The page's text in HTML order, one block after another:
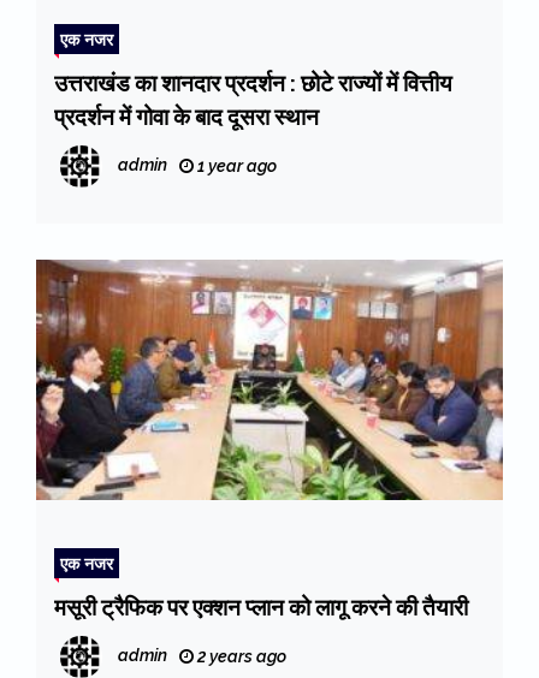
एक नजर
उत्तराखंड का शानदार प्रदर्शन : छोटे राज्यों में वित्तीय
प्रदर्शन में गोवा के बाद दूसरा स्थान
admin 1 year ago
एक नजर
मसूरी ट्रैफिक पर एक्शन प्लान को लागू करने की तैयारी
admin 2 years ago